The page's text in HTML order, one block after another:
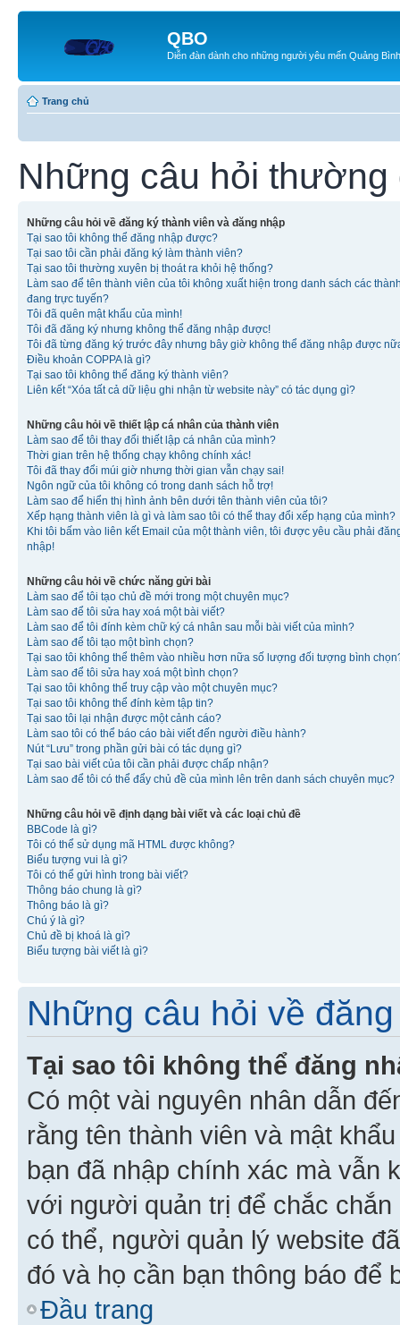
QBO
Diễn đàn dành cho những người yêu mến Quảng Bình
Trang chủ
Những câu hỏi thường
Những câu hỏi về đăng ký thành viên và đăng nhập
Tại sao tôi không thể đăng nhập được?
Tại sao tôi cần phải đăng ký làm thành viên?
Tại sao tôi thường xuyên bị thoát ra khỏi hệ thống?
Làm sao để tên thành viên của tôi không xuất hiện trong danh sách các
đang trực tuyến?
Tôi đã quên mật khẩu của mình!
Tôi đã đăng ký nhưng không thể đăng nhập được!
Tôi đã từng đăng ký trước đây nhưng bây giờ không thể đăng nhập được
Điều khoản COPPA là gì?
Tại sao tôi không thể đăng ký thành viên?
Liên kết “Xóa tất cả dữ liệu ghi nhận từ website này” có tác dụng gì?
Những câu hỏi về thiết lập cá nhân của thành viên
Làm sao để tôi thay đổi thiết lập cá nhân của mình?
Thời gian trên hệ thống chạy không chính xác!
Tôi đã thay đổi múi giờ nhưng thời gian vẫn chạy sai!
Ngôn ngữ của tôi không có trong danh sách hỗ trợ!
Làm sao để hiển thị hình ảnh bên dưới tên thành viên của tôi?
Xếp hạng thành viên là gì và làm sao tôi có thể thay đổi xếp hạng của mình?
Khi tôi bấm vào liên kết Email của một thành viên, tôi được yêu cầu phải
nhập!
Những câu hỏi về chức năng gửi bài
Làm sao để tôi tạo chủ đề mới trong một chuyên mục?
Làm sao để tôi sửa hay xoá một bài viết?
Làm sao để tôi đính kèm chữ ký cá nhân sau mỗi bài viết của mình?
Làm sao để tôi tạo một bình chọn?
Tại sao tôi không thể thêm vào nhiều hơn nữa số lượng đối tượng bình
Làm sao để tôi sửa hay xoá một bình chọn?
Tại sao tôi không thể truy cập vào một chuyên mục?
Tại sao tôi không thể đính kèm tập tin?
Tại sao tôi lại nhận được một cảnh cáo?
Làm sao tôi có thể báo cáo bài viết đến người điều hành?
Nút “Lưu” trong phần gửi bài có tác dụng gì?
Tại sao bài viết của tôi cần phải được chấp nhận?
Làm sao để tôi có thể đẩy chủ đề của mình lên trên danh sách chuyên mục?
Những câu hỏi về định dạng bài viết và các loại chủ đề
BBCode là gì?
Tôi có thể sử dụng mã HTML được không?
Biểu tượng vui là gì?
Tôi có thể gửi hình trong bài viết?
Thông báo chung là gì?
Thông báo là gì?
Chú ý là gì?
Chủ đề bị khoá là gì?
Biểu tượng bài viết là gì?
Những câu hỏi về
Tại sao tôi không thể đăng
Có một vài nguyên nhân dẫn
rằng tên thành viên và mật
bạn đã nhập chính xác mà vẫn
với người quản trị để chắc
có thể, người quản lý website
đó và họ cần bạn thông báo để
Đầu trang